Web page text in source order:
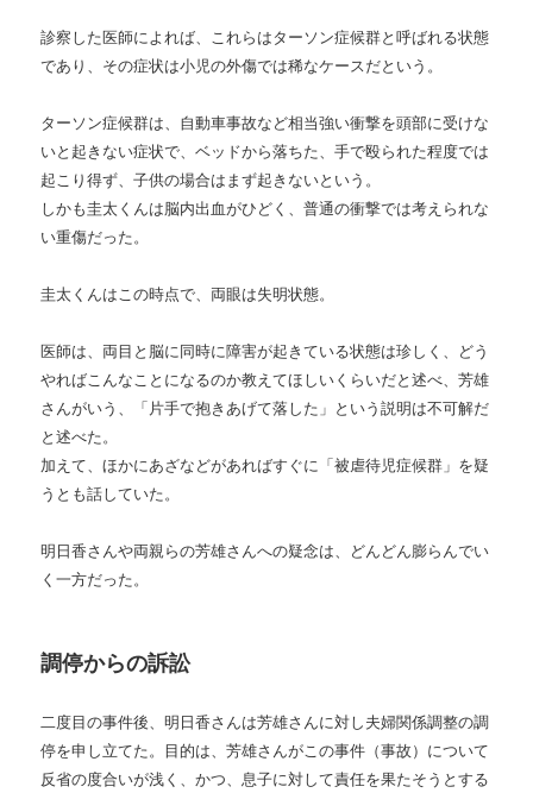
診察した医師によれば、これらはターソン症候群と呼ばれる状態
であり、その症状は小児の外傷では稀なケースだという。
ターソン症候群は、自動車事故など相当強い衝撃を頭部に受けな
いと起きない症状で、ベッドから落ちた、手で殴られた程度では
起こり得ず、子供の場合はまず起きないという。
しかも圭太くんは脳内出血がひどく、普通の衝撃では考えられな
い重傷だった。
圭太くんはこの時点で、両眼は失明状態。
医師は、両目と脳に同時に障害が起きている状態は珍しく、どう
やればこんなことになるのか教えてほしいくらいだと述べ、芳雄
さんがいう、「片手で抱きあげて落した」という説明は不可解だ
と述べた。
加えて、ほかにあざなどがあればすぐに「被虐待児症候群」を疑
うとも話していた。
明日香さんや両親らの芳雄さんへの疑念は、どんどん膨らんでい
く一方だった。
調停からの訴訟
二度目の事件後、明日香さんは芳雄さんに対し夫婦関係調整の調
停を申し立てた。目的は、芳雄さんがこの事件（事故）について
反省の度合いが浅く、かつ、息子に対して責任を果たそうとする